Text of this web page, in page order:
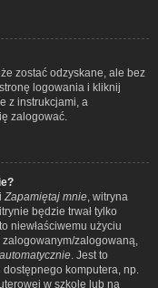
zostać odzyskane, ale bez
logowania i kliknij
z instrukcjami, a
zalogować.
Zapamiętaj mnie , witryna
będzie trwał tylko
niewłaściwemu użyciu
zalogowaną,
. Jest to
komputera, np.
w szkole lub na